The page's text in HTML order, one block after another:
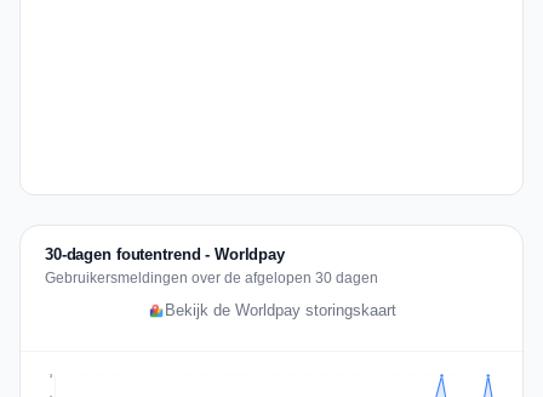
30-dagen foutentrend - Worldpay
Gebruikersmeldingen over de afgelopen 30 dagen
Bekijk de Worldpay storingskaart
3